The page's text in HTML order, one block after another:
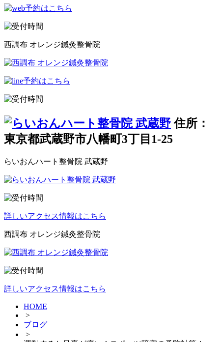
西調布 オレンジ鍼灸整骨院
住所：
東京都武蔵野市八幡町3丁目1-25
らいおんハート整骨院 武蔵野
詳しいアクセス情報はこちら
西調布 オレンジ鍼灸整骨院
詳しいアクセス情報はこちら
HOME
>
ブログ
>